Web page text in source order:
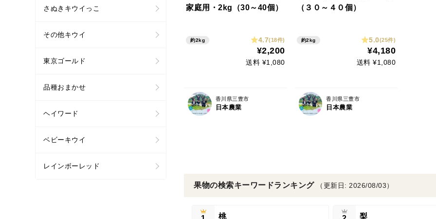
家庭用・2kg（30～40個）
約2kg 4.7(18件)
¥2,200
送料 ¥1,080
香川県三豊市
日本農業
（３０～４０個）
約2kg 5.0(25件)
¥4,180
送料 ¥1,080
香川県三豊市
日本農業
果物の検索キーワードランキング （更新日: 2026/08/03）
桃 梨
さぬきキウイっこ
その他キウイ
東京ゴールド
品種おまかせ
ヘイワード
ベビーキウイ
レインボーレッド